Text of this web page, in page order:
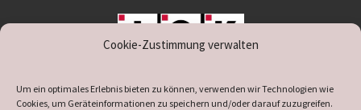
Cookie-Zustimmung verwalten
Um ein optimales Erlebnis bieten zu können, verwenden wir Technologien wie
Cookies, um Geräteinformationen zu speichern und/oder darauf zuzugreifen.